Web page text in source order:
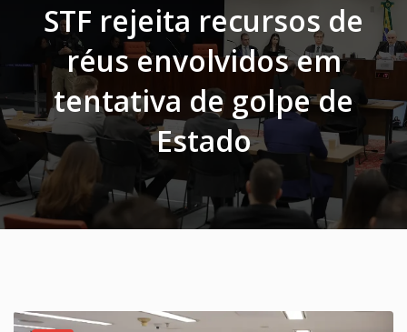
STF rejeita recursos de
réus envolvidos em
tentativa de golpe de
Estado